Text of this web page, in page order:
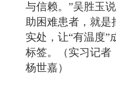
与信赖。”吴胜玉
助困难患者，就是
实处，让“有温度”
标签。（实习记
杨世嘉）